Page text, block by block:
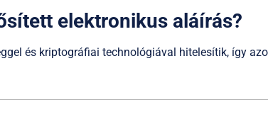
elektronikus aláírás?
és kriptográfiai technológiával hitelesítik, így